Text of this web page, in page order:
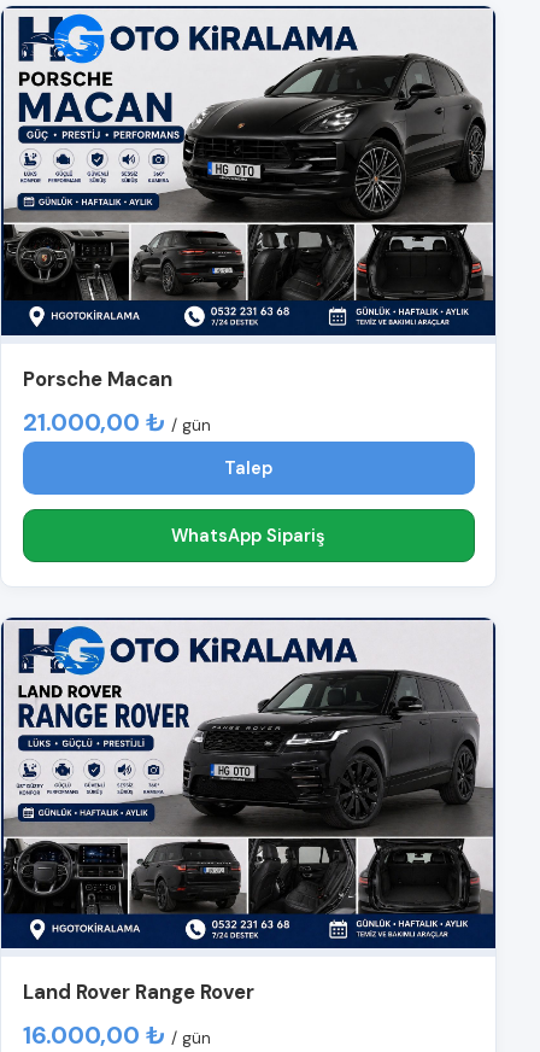
Porsche Macan
21.000,00 ₺ / gün
Talep
WhatsApp Sipariş
Land Rover Range Rover
16.000,00 ₺ / gün